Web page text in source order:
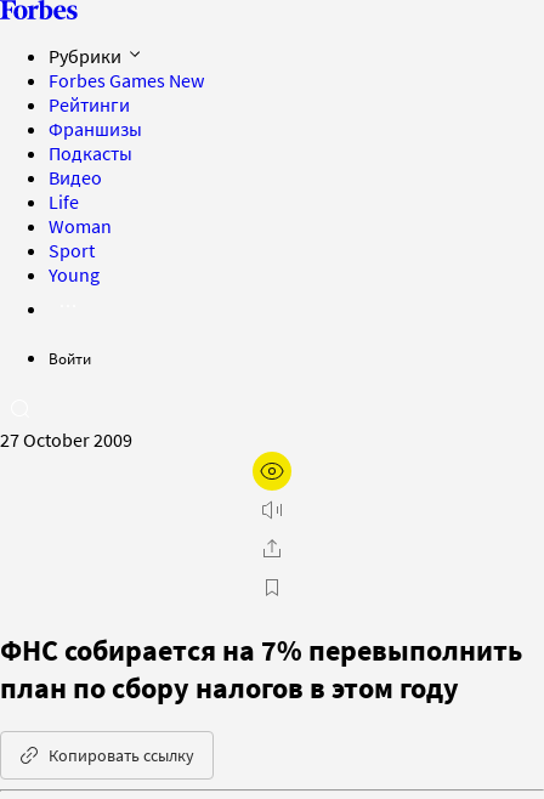
Рубрики
Forbes Games New
Рейтинги
Франшизы
Подкасты
Видео
Life
Woman
Sport
Young
Войти
27 October 2009
ФНС собирается на 7% перевыполнить
план по сбору налогов в этом году
Копировать ссылку